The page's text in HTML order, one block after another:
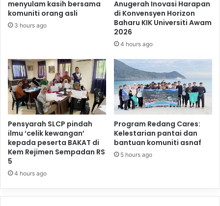
menyulam kasih bersama
komuniti orang asli
3 hours ago
Anugerah Inovasi Harapan
di Konvensyen Horizon
Baharu KIK Universiti Awam
2026
4 hours ago
Pensyarah SLCP pindah
ilmu ‘celik kewangan’
kepada peserta BAKAT di
Kem Rejimen Sempadan RS
5
4 hours ago
Program Redang Cares:
Kelestarian pantai dan
bantuan komuniti asnaf
5 hours ago